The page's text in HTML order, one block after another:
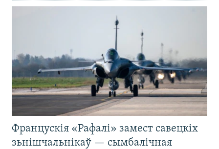
Францускія «Рафалі» замест савецкіх
зьнішчальнікаў — сымбалічная